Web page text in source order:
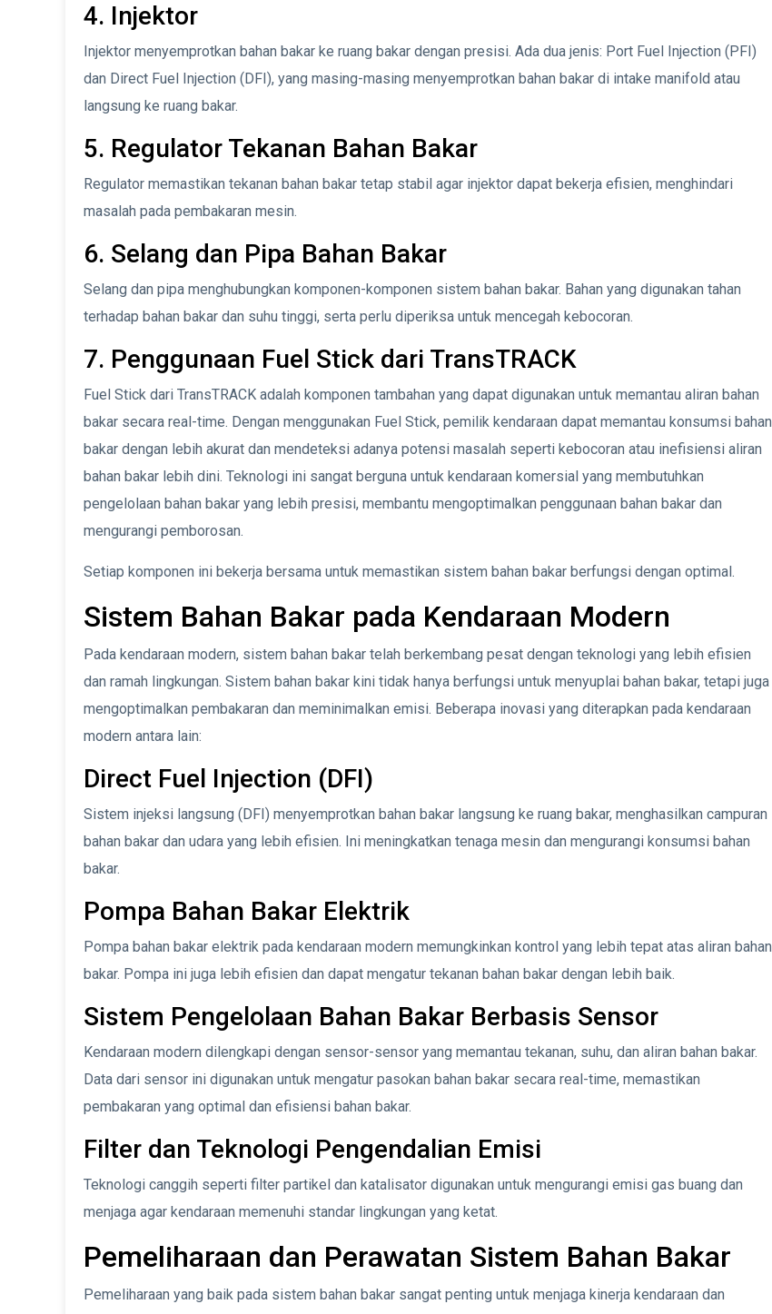
4. Injektor
Injektor menyemprotkan bahan bakar ke ruang bakar dengan presisi. Ada dua jenis: Port Fuel Injection (PFI)
dan Direct Fuel Injection (DFI), yang masing-masing menyemprotkan bahan bakar di intake manifold atau
langsung ke ruang bakar.
5. Regulator Tekanan Bahan Bakar
Regulator memastikan tekanan bahan bakar tetap stabil agar injektor dapat bekerja efisien, menghindari
masalah pada pembakaran mesin.
6. Selang dan Pipa Bahan Bakar
Selang dan pipa menghubungkan komponen-komponen sistem bahan bakar. Bahan yang digunakan tahan
terhadap bahan bakar dan suhu tinggi, serta perlu diperiksa untuk mencegah kebocoran.
7. Penggunaan Fuel Stick dari TransTRACK
Fuel Stick dari TransTRACK adalah komponen tambahan yang dapat digunakan untuk memantau aliran bahan
bakar secara real-time. Dengan menggunakan Fuel Stick, pemilik kendaraan dapat memantau konsumsi bahan
bakar dengan lebih akurat dan mendeteksi adanya potensi masalah seperti kebocoran atau inefisiensi aliran
bahan bakar lebih dini. Teknologi ini sangat berguna untuk kendaraan komersial yang membutuhkan
pengelolaan bahan bakar yang lebih presisi, membantu mengoptimalkan penggunaan bahan bakar dan
mengurangi pemborosan.
Setiap komponen ini bekerja bersama untuk memastikan sistem bahan bakar berfungsi dengan optimal.
Sistem Bahan Bakar pada Kendaraan Modern
Pada kendaraan modern, sistem bahan bakar telah berkembang pesat dengan teknologi yang lebih efisien
dan ramah lingkungan. Sistem bahan bakar kini tidak hanya berfungsi untuk menyuplai bahan bakar, tetapi juga
mengoptimalkan pembakaran dan meminimalkan emisi. Beberapa inovasi yang diterapkan pada kendaraan
modern antara lain:
Direct Fuel Injection (DFI)
Sistem injeksi langsung (DFI) menyemprotkan bahan bakar langsung ke ruang bakar, menghasilkan campuran
bahan bakar dan udara yang lebih efisien. Ini meningkatkan tenaga mesin dan mengurangi konsumsi bahan
bakar.
Pompa Bahan Bakar Elektrik
Pompa bahan bakar elektrik pada kendaraan modern memungkinkan kontrol yang lebih tepat atas aliran bahan
bakar. Pompa ini juga lebih efisien dan dapat mengatur tekanan bahan bakar dengan lebih baik.
Sistem Pengelolaan Bahan Bakar Berbasis Sensor
Kendaraan modern dilengkapi dengan sensor-sensor yang memantau tekanan, suhu, dan aliran bahan bakar.
Data dari sensor ini digunakan untuk mengatur pasokan bahan bakar secara real-time, memastikan
pembakaran yang optimal dan efisiensi bahan bakar.
Filter dan Teknologi Pengendalian Emisi
Teknologi canggih seperti filter partikel dan katalisator digunakan untuk mengurangi emisi gas buang dan
menjaga agar kendaraan memenuhi standar lingkungan yang ketat.
Pemeliharaan dan Perawatan Sistem Bahan Bakar
Pemeliharaan yang baik pada sistem bahan bakar sangat penting untuk menjaga kinerja kendaraan dan